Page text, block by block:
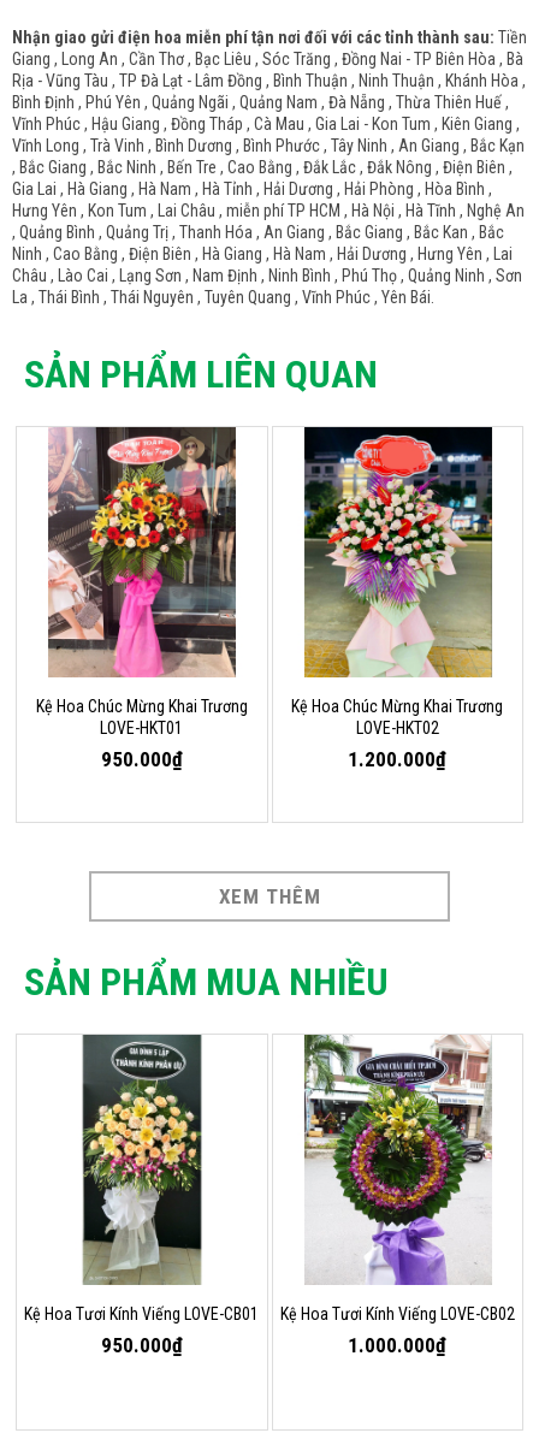
Nhận giao gửi điện hoa miễn phí tận nơi đối với các tỉnh thành sau: Tiền
Giang , Long An , Cần Thơ , Bạc Liêu , Sóc Trăng , Đồng Nai - TP Biên Hòa , Bà
Rịa - Vũng Tàu , TP Đà Lạt - Lâm Đồng , Bình Thuận , Ninh Thuận , Khánh Hòa ,
Bình Định , Phú Yên , Quảng Ngãi , Quảng Nam , Đà Nẵng , Thừa Thiên Huế ,
Vĩnh Phúc , Hậu Giang , Đồng Tháp , Cà Mau , Gia Lai - Kon Tum , Kiên Giang ,
Vĩnh Long , Trà Vinh , Bình Dương , Bình Phước , Tây Ninh , An Giang , Bắc Kạn
, Bắc Giang , Bắc Ninh , Bến Tre , Cao Bằng , Đắk Lắc , Đắk Nông , Điện Biên ,
Gia Lai , Hà Giang , Hà Nam , Hà Tỉnh , Hải Dương , Hải Phòng , Hòa Bình ,
Hưng Yên , Kon Tum , Lai Châu , miễn phí TP HCM , Hà Nội , Hà Tĩnh , Nghệ An
, Quảng Bình , Quảng Trị , Thanh Hóa , An Giang , Bắc Giang , Bắc Kan , Bắc
Ninh , Cao Bằng , Điện Biên , Hà Giang , Hà Nam , Hải Dương , Hưng Yên , Lai
Châu , Lào Cai , Lạng Sơn , Nam Định , Ninh Bình , Phú Thọ , Quảng Ninh , Sơn
La , Thái Bình , Thái Nguyên , Tuyên Quang , Vĩnh Phúc , Yên Bái.
SẢN PHẨM LIÊN QUAN
Kệ Hoa Chúc Mừng Khai Trương
LOVE-HKT01
950.000₫
Kệ Hoa Chúc Mừng Khai Trương
LOVE-HKT02
1.200.000₫
XEM THÊM
SẢN PHẨM MUA NHIỀU
Kệ Hoa Tươi Kính Viếng LOVE-CB01
950.000₫
Kệ Hoa Tươi Kính Viếng LOVE-CB02
1.000.000₫